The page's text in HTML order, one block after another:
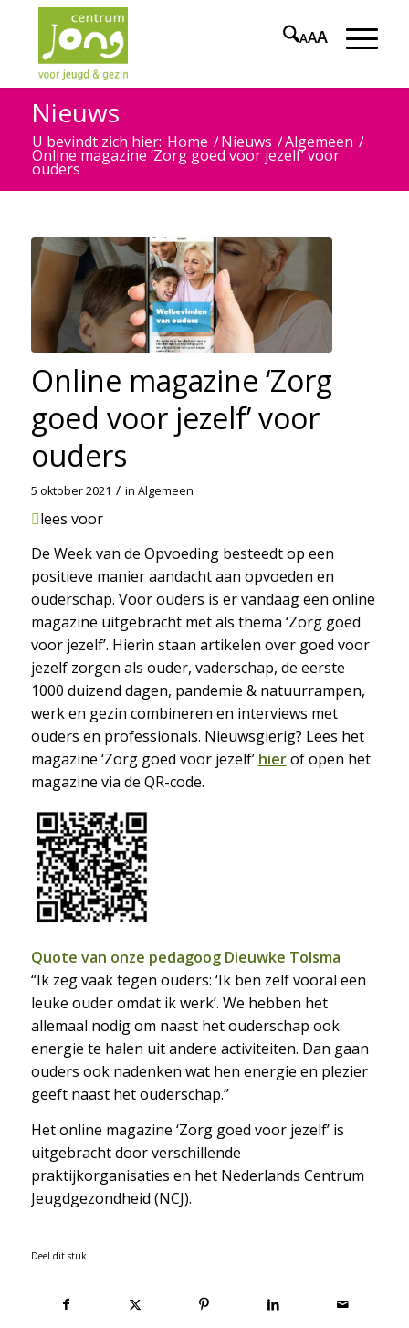
AAA
Nieuws
U bevindt zich hier: Home /Nieuws /Algemeen /
Online magazine ‘Zorg goed voor jezelf’ voor
ouders
Online magazine ‘Zorg
goed voor jezelf’ voor
ouders
5 oktober 2021 / in Algemeen
lees voor
De Week van de Opvoeding besteedt op een
positieve manier aandacht aan opvoeden en
ouderschap. Voor ouders is er vandaag een online
magazine uitgebracht met als thema ‘Zorg goed
voor jezelf’. Hierin staan artikelen over goed voor
jezelf zorgen als ouder, vaderschap, de eerste
1000 duizend dagen, pandemie & natuurrampen,
werk en gezin combineren en interviews met
ouders en professionals. Nieuwsgierig? Lees het
magazine ‘Zorg goed voor jezelf’ hierof open het
magazine via de QR-code.
Quote van onze pedagoog Dieuwke Tolsma
“Ik zeg vaak tegen ouders: ‘Ik ben zelf vooral een
leuke ouder omdat ik werk’. We hebben het
allemaal nodig om naast het ouderschap ook
energie te halen uit andere activiteiten. Dan gaan
ouders ook nadenken wat hen energie en plezier
geeft naast het ouderschap.”
Het online magazine ‘Zorg goed voor jezelf’ is
uitgebracht door verschillende
praktijkorganisaties en het Nederlands Centrum
Jeugdgezondheid (NCJ).
Deel dit stuk